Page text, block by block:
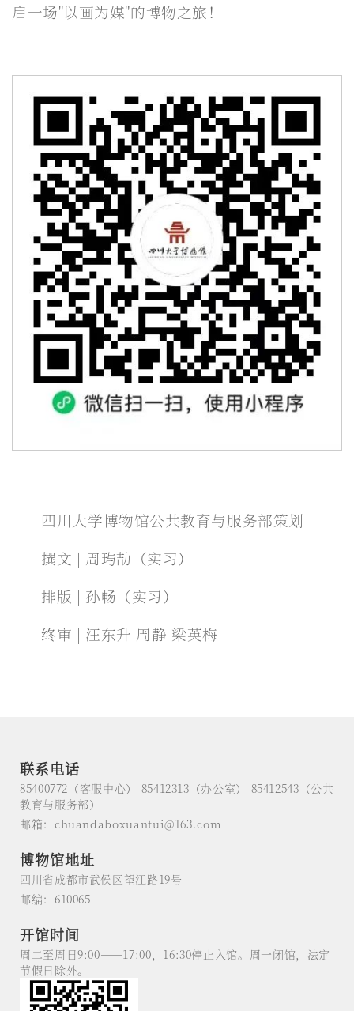
启一场"以画为媒"的博物之旅！
四川大学博物馆公共教育与服务部策划
撰文 | 周玙劼（实习）
排版 | 孙畅（实习）
终审 | 汪东升 周静 梁英梅
联系电话
85400772（客服中心） 85412313（办公室） 85412543（公共
教育与服务部）
邮箱：chuandaboxuantui@163.com
博物馆地址
四川省成都市武侯区望江路19号
邮编：610065
开馆时间
周二至周日9:00——17:00，16:30停止入馆。周一闭馆，法定
节假日除外。